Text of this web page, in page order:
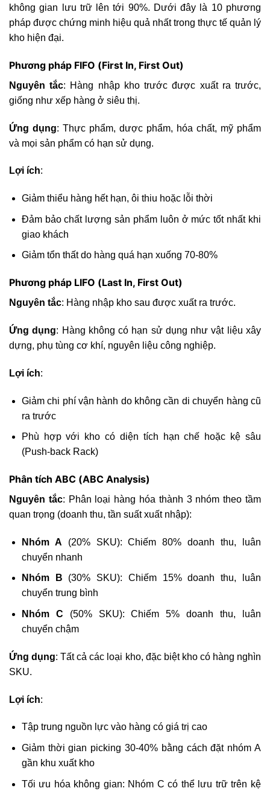
không gian lưu trữ lên tới 90%. Dưới đây là 10 phương
pháp được chứng minh hiệu quả nhất trong thực tế quản lý
kho hiện đại.
Phương pháp FIFO (First In, First Out)
Nguyên tắc: Hàng nhập kho trước được xuất ra trước,
giống như xếp hàng ở siêu thị.
Ứng dụng: Thực phẩm, dược phẩm, hóa chất, mỹ phẩm
và mọi sản phẩm có hạn sử dụng.
Lợi ích:
Giảm thiểu hàng hết hạn, ôi thiu hoặc lỗi thời
Đảm bảo chất lượng sản phẩm luôn ở mức tốt nhất khi
giao khách
Giảm tổn thất do hàng quá hạn xuống 70-80%
Phương pháp LIFO (Last In, First Out)
Nguyên tắc: Hàng nhập kho sau được xuất ra trước.
Ứng dụng: Hàng không có hạn sử dụng như vật liệu xây
dựng, phụ tùng cơ khí, nguyên liệu công nghiệp.
Lợi ích:
Giảm chi phí vận hành do không cần di chuyển hàng cũ
ra trước
Phù hợp với kho có diện tích hạn chế hoặc kệ sâu
(Push-back Rack)
Phân tích ABC (ABC Analysis)
Nguyên tắc: Phân loại hàng hóa thành 3 nhóm theo tầm
quan trọng (doanh thu, tần suất xuất nhập):
Nhóm A (20% SKU): Chiếm 80% doanh thu, luân
chuyển nhanh
Nhóm B (30% SKU): Chiếm 15% doanh thu, luân
chuyển trung bình
Nhóm C (50% SKU): Chiếm 5% doanh thu, luân
chuyển chậm
Ứng dụng: Tất cả các loại kho, đặc biệt kho có hàng nghìn
SKU.
Lợi ích:
Tập trung nguồn lực vào hàng có giá trị cao
Giảm thời gian picking 30-40% bằng cách đặt nhóm A
gần khu xuất kho
Tối ưu hóa không gian: Nhóm C có thể lưu trữ trên kệ